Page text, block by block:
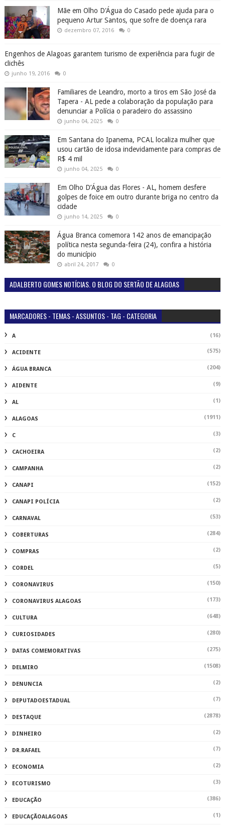
Mãe em Olho D'Água do Casado pede ajuda para o
pequeno Artur Santos, que sofre de doença rara
dezembro 07, 2016 0
Engenhos de Alagoas garantem turismo de experiência para fugir de
clichês
junho 19, 2016 0
Familiares de Leandro, morto a tiros em São José da
Tapera - AL pede a colaboração da população para
denunciar a Polícia o paradeiro do assassino
junho 04, 2025 0
Em Santana do Ipanema, PCAL localiza mulher que
usou cartão de idosa indevidamente para compras de
R$ 4 mil
junho 04, 2025 0
Em Olho D’Água das Flores - AL, homem desfere
golpes de foice em outro durante briga no centro da
cidade
junho 14, 2025 0
Água Branca comemora 142 anos de emancipação
política nesta segunda-feira (24), confira a história
do município
abril 24, 2017 0
ADALBERTO GOMES NOTÍCIAS. O BLOG DO SERTÃO DE ALAGOAS
MARCADORES - TEMAS - ASSUNTOS - TAG - CATEGORIA
A (16)
ACIDENTE (575)
ÁGUA BRANCA (204)
AIDENTE (9)
AL (1)
ALAGOAS (1911)
C (3)
CACHOEIRA (2)
CAMPANHA (2)
CANAPI (152)
CANAPI POLÍCIA (2)
CARNAVAL (53)
COBERTURAS (284)
COMPRAS (2)
CORDEL (5)
CORONAVIRUS (150)
CORONAVIRUS ALAGOAS (173)
CULTURA (648)
CURIOSIDADES (280)
DATAS COMEMORATIVAS (275)
DELMIRO (1508)
DENUNCIA (2)
DEPUTADOESTADUAL (7)
DESTAQUE (2878)
DINHEIRO (2)
DR.RAFAEL (7)
ECONOMIA (2)
ECOTURISMO (3)
EDUCAÇÃO (386)
EDUCAÇÃOALAGOAS (1)